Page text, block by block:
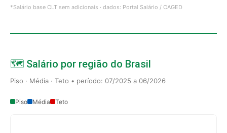
*Salário base CLT sem adicionais · dados: Portal Salário / CAGED
🗺️ Salário por região do Brasil
Piso · Média · Teto • período: 07/2025 a 06/2026
Piso Média Teto